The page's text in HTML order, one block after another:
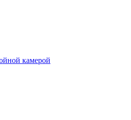
камерой